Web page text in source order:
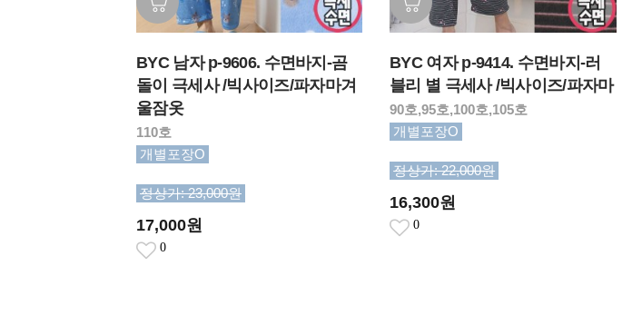
BYC 남자 p-9606. 수면바지-곰
돌이 극세사 /빅사이즈/파자마겨
울잠옷
110호
개별포장O
정상가: 23,000원
17,000원
0
BYC 여자 p-9414. 수면바지-러
블리 별 극세사 /빅사이즈/파자마
90호,95호,100호,105호
개별포장O
정상가: 22,000원
16,300원
0